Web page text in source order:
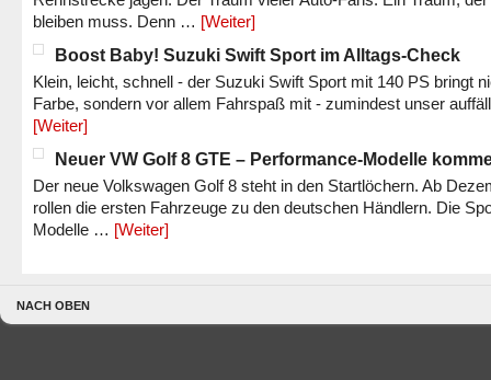
bleiben muss. Denn … [Weiter]
Boost Baby! Suzuki Swift Sport im Alltags-Check
Klein, leicht, schnell - der Suzuki Swift Sport mit 140 PS bringt
Farbe, sondern vor allem Fahrspaß mit - zumindest unser
[Weiter]
Neuer VW Golf 8 GTE – Performance-Modelle
Der neue Volkswagen Golf 8 steht in den Startlöchern. Ab
rollen die ersten Fahrzeuge zu den deutschen Händlern. Die
Modelle … [Weiter]
NACH OBEN